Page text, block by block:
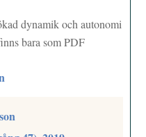
dynamik och autonomi
bara som PDF